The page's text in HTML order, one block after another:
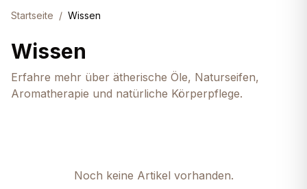
Startseite / Wissen
Wissen
Erfahre mehr über ätherische Öle, Naturseifen,
Aromatherapie und natürliche Körperpflege.
Noch keine Artikel vorhanden.